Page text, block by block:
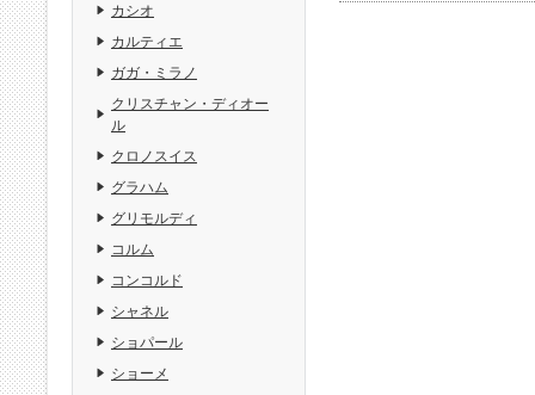
カシオ
カルティエ
ガガ・ミラノ
クリスチャン・ディオー
ル
クロノスイス
グラハム
グリモルディ
コルム
コンコルド
シャネル
ショパール
ショーメ